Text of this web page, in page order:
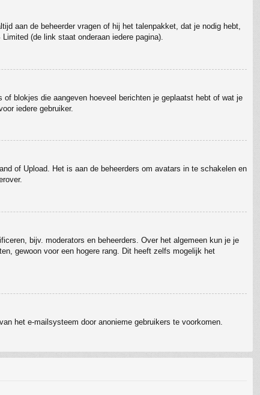
aan de beheerder vragen of hij het talenpakket, dat je nodig hebt,
(de link staat onderaan iedere pagina).
blokjes die aangeven hoeveel berichten je geplaatst hebt of wat je
iedere gebruiker.
of Upload. Het is aan de beheerders om avatars in te schakelen en
bijv. moderators en beheerders. Over het algemeen kun je je
gewoon voor een hogere rang. Dit heeft zelfs mogelijk het
het e-mailsysteem door anonieme gebruikers te voorkomen.